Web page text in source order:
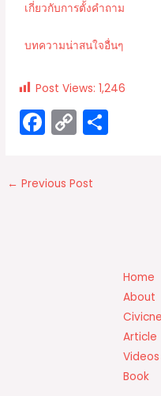
เกี่ยวกับการตั้งคำถาม
บทความน่าสนใจอื่นๆ
Post Views: 1,246
F
c
e
C
p
y
← Previous Post
Home
About
Article
Book